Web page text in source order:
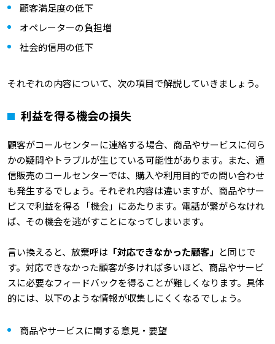
顧客満足度の低下
オペレーターの負担増
社会的信用の低下
それぞれの内容について、次の項目で解説していきましょう。
利益を得る機会の損失
顧客がコールセンターに連絡する場合、商品やサービスに何ら
かの疑問やトラブルが生じている可能性があります。また、通
信販売のコールセンターでは、購入や利用目的での問い合わせ
も発生するでしょう。それぞれ内容は違いますが、商品やサー
ビスで利益を得る「機会」にあたります。電話が繋がらなけれ
ば、その機会を逃がすことになってしまいます。
言い換えると、放棄呼は 「対応できなかった顧客」 と同じで
す。対応できなかった顧客が多ければ多いほど、商品やサービ
スに必要なフィードバックを得ることが難しくなります。具体
的には、以下のような情報が収集しにくくなるでしょう。
商品やサービスに関する意見・要望